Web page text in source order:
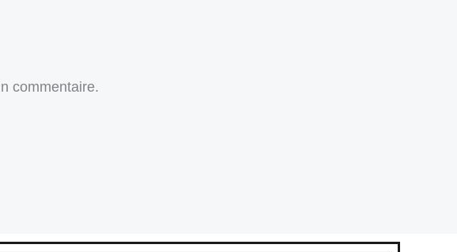
commentaire.